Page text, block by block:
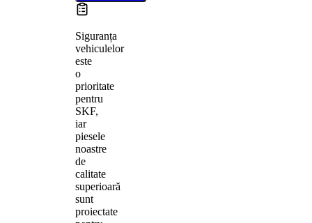
Siguranța
vehiculelor
este
o
prioritate
pentru
SKF,
iar
piesele
noastre
de
calitate
superioară
sunt
proiectate